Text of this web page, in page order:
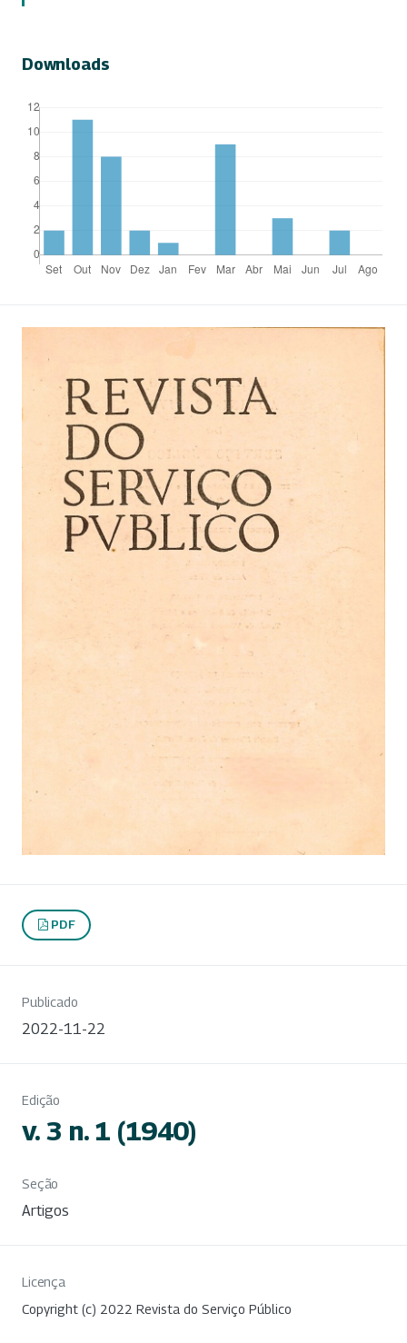
Downloads
PDF
Publicado
2022-11-22
Edição
v. 3 n. 1 (1940)
Seção
Artigos
Licença
Copyright (c) 2022 Revista do Serviço Público